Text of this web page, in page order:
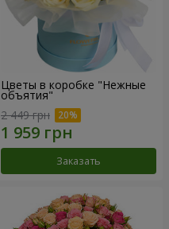
Цветы в коробке "Нежные
объятия"
2 449 грн
Заказать